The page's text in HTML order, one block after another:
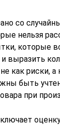
со
нельзя
которые
выразить
как риски,
быть
при